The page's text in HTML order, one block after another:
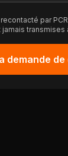
par
transmises
demande de